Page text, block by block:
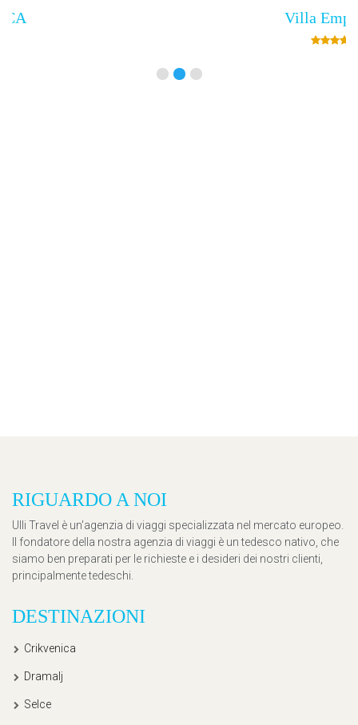
RIGUARDO A NOI
Ulli Travel è un'agenzia di viaggi specializzata nel mercato europeo.
Il fondatore della nostra agenzia di viaggi è un tedesco nativo, che
siamo ben preparati per le richieste e i desideri dei nostri clienti,
principalmente tedeschi.
DESTINAZIONI
Crikvenica
Dramalj
Selce